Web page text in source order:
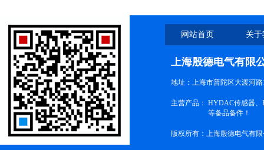
网站首页 关
上海殷德电气有限
地址：上海市普陀区大渡河路
主营产品： HYDAC传感器、
等备品备件！
版权所有：上海殷德电气有